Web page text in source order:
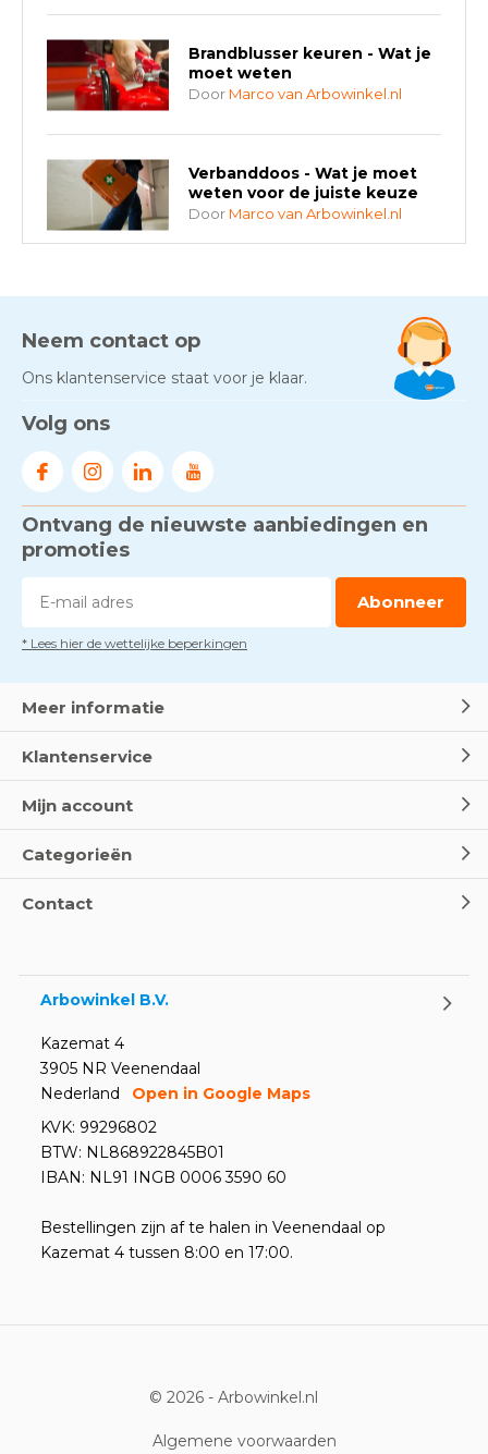
Brandblusser keuren - Wat je
moet weten
Door Marco van Arbowinkel.nl
Verbanddoos - Wat je moet
weten voor de juiste keuze
Door Marco van Arbowinkel.nl
AED-apparaten - Welke past
Door Marco van Arbowinkel.nl
Door
Voorkom brand met
rookmelders, hittemelders en
DoorMarco van Arbowinkel.nl
Dag van de BHV - Als elke
Oogspoel flessen en
Neem contact op
Ons klantenservice staat voor je klaar.
Volg ons
Ontvang de nieuwste aanbiedingen en
promoties
Abonneer
* Lees hier de wettelijke beperkingen
Meer informatie
Klantenservice
Mijn account
Categorieën
Contact
Arbowinkel B.V.
Kazemat 4
3905 NR Veenendaal
Nederland
Open in Google Maps
KVK: 99296802
BTW: NL868922845B01
IBAN: NL91 INGB 0006 3590 60
Bestellingen zijn af te halen in Veenendaal op
Kazemat 4 tussen 8:00 en 17:00.
© 2026 - Arbowinkel.nl
Algemene voorwaarden